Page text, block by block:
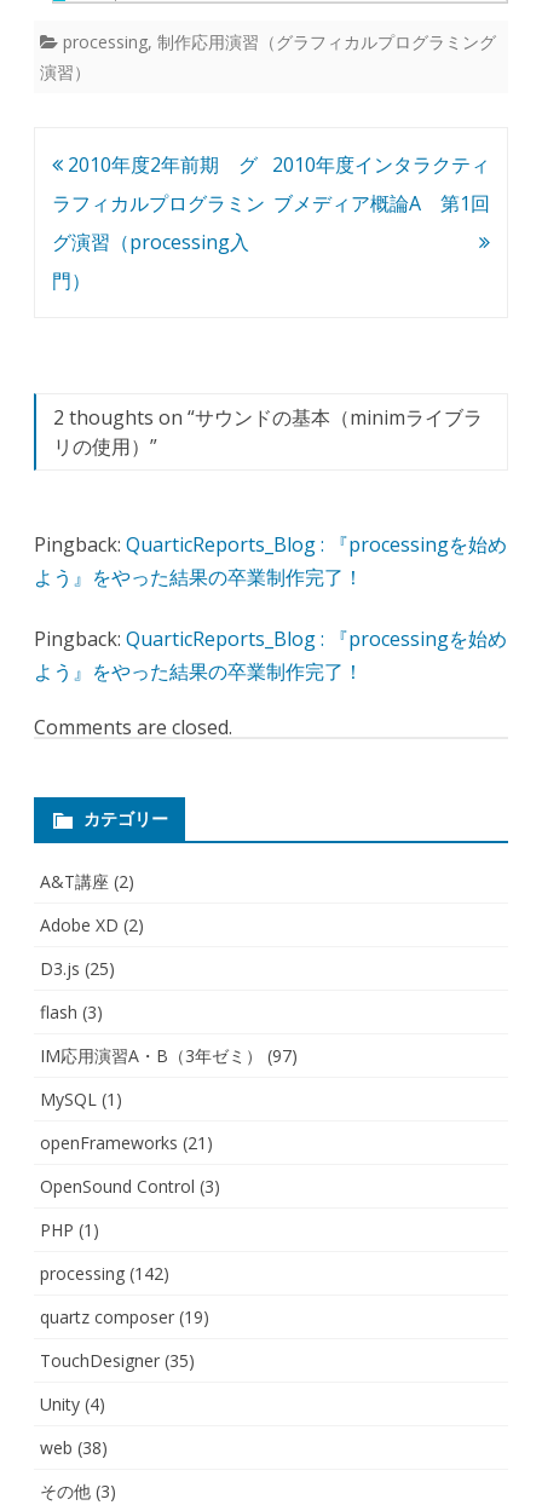
processing, 制作応用演習（グラフィカルプログラミング
演習）
投
稿
ナ
ビ
ョ
2010年度2年前期 グ
ラフィカルプログラミン
グ演習（processing入
門）
2010年度インタラクティ
ブメディア概論A 第1回
2 thoughts on “サウンドの基本（minimライブラ
リの使用） ”
Pingback: QuarticReports_Blog : 『processingを始め
よう』をやった結果の卒業制作完了！
Pingback: QuarticReports_Blog : 『processingを始め
よう』をやった結果の卒業制作完了！
Comments are closed.
カテゴリー
A&T講座 (2)
Adobe XD (2)
D3.js (25)
flash (3)
IM応用演習A・B（3年ゼミ）
(97)
MySQL (1)
openFrameworks (21)
OpenSound Control (3)
PHP (1)
processing (142)
quartz composer (19)
TouchDesigner (35)
Unity (4)
web (38)
その他 (3)